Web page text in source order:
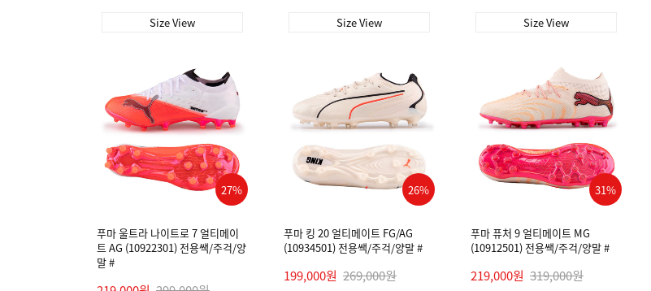
Size View Size View Size View
27%
푸마 울트라 나이트로 7 얼티메이
트 AG (10922301) 전용쌕/주걱/양
말 #
26%
푸마 킹 20 얼티메이트 FG/AG
(10934501) 전용쌕/주걱/양말 #
199,000원 269,000원
31%
푸마 퓨처 9 얼티메이트 MG
(10912501) 전용쌕/주걱/양말 #
219,000원 319,000원